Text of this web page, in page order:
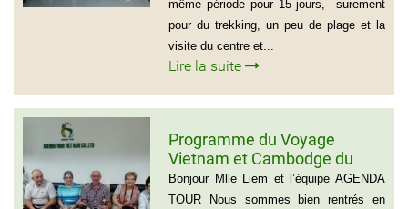
même période pour 15 jours, surement
pour du trekking, un peu de plage et la
visite du centre et...
Lire la suite
Programme du Voyage
Vietnam et Cambodge du
group de Mr LACROIX (6
personnes)
Bonjour Mlle Liem et l’équipe AGENDA
TOUR Nous sommes bien rentrés en